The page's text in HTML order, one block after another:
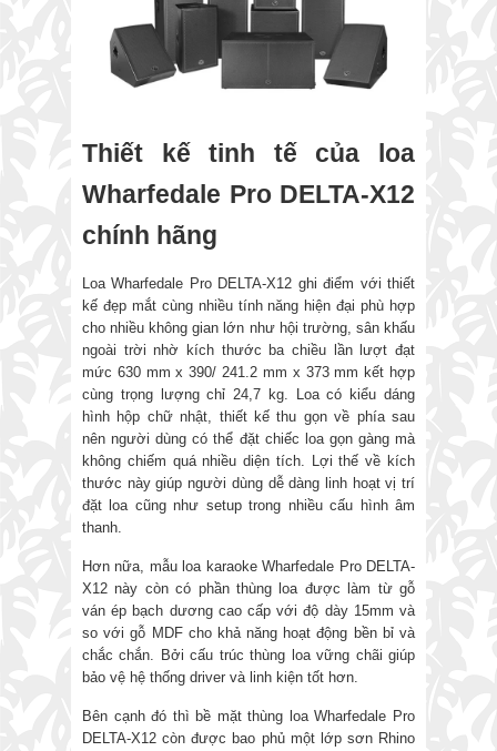
Thiết kế tinh tế của loa
Wharfedale Pro DELTA-X12
chính hãng
Loa Wharfedale Pro DELTA-X12 ghi điểm với thiết
kế đẹp mắt cùng nhiều tính năng hiện đại phù hợp
cho nhiều không gian lớn như hội trường, sân khấu
ngoài trời nhờ kích thước ba chiều lần lượt đạt
mức 630 mm x 390/ 241.2 mm x 373 mm kết hợp
cùng trọng lượng chỉ 24,7 kg. Loa có kiểu dáng
hình hộp chữ nhật, thiết kế thu gọn về phía sau
nên người dùng có thể đặt chiếc loa gọn gàng mà
không chiếm quá nhiều diện tích. Lợi thế về kích
thước này giúp người dùng dễ dàng linh hoạt vị trí
đặt loa cũng như setup trong nhiều cấu hình âm
thanh.
Hơn nữa, mẫu loa karaoke Wharfedale Pro DELTA-
X12 này còn có phần thùng loa được làm từ gỗ
ván ép bạch dương cao cấp với độ dày 15mm và
so với gỗ MDF cho khả năng hoạt động bền bỉ và
chắc chắn. Bởi cấu trúc thùng loa vững chãi giúp
bảo vệ hệ thống driver và linh kiện tốt hơn.
Bên cạnh đó thì bề mặt thùng loa Wharfedale Pro
DELTA-X12 còn được bao phủ một lớp sơn Rhino